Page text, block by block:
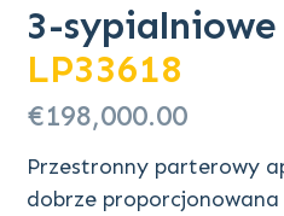
3-
LP33618
€198,000.00
Przestronny parterowy
dobrze